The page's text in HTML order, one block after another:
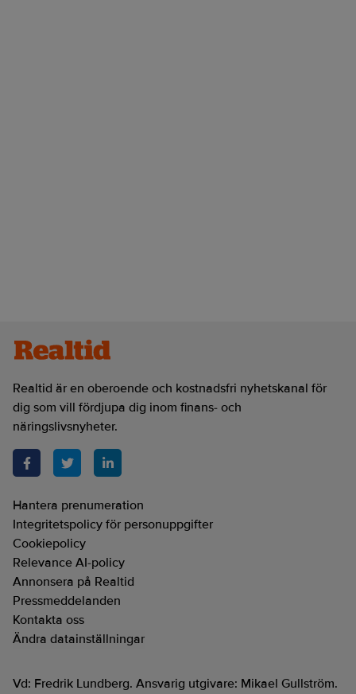
Realtid är en oberoende och kostnadsfri nyhetskanal för
dig som vill fördjupa dig inom finans- och
näringslivsnyheter.
Hantera prenumeration
Integritetspolicy för personuppgifter
Cookiepolicy
Relevance AI-policy
Annonsera på Realtid
Pressmeddelanden
Kontakta oss
Ändra datainställningar
Vd: Fredrik Lundberg. Ansvarig utgivare: Mikael Gullström.